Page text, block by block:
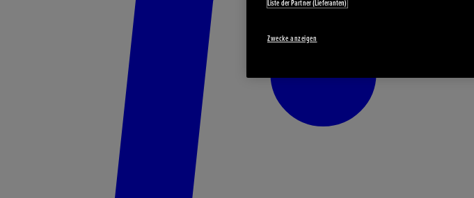
Liste der Partner (Lieferanten)
Zwecke anzeigen